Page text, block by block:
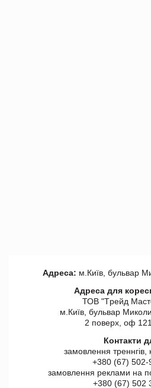
Адреса: м.Київ, бульвар
Адреса для
ТОВ "Tрейд
м.Київ, бульвар
2 поверх, оф
Контакти
замовлення треннгів,
+380 (67) 502-
замовлення реклами на
+380 (67) 502